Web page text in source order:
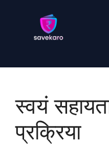
स्वयं
प्रक्रिया